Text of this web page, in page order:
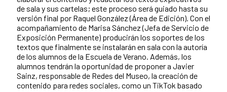
de sala y sus cartelas; este proceso será guiado hasta su
versión final por Raquel González (Área de Edición). Con el
acompañamiento de Marisa Sánchez (Jefa de Servicio de
Exposición Permanente) producirán los soportes de los
textos que finalmente se instalarán en sala con la autoría
de los alumnos de la Escuela de Verano. Además, los
alumnos tendrán la oportunidad de proponer a Javier
Sainz, responsable de Redes del Museo, la creación de
contenido para redes sociales, como un TikTok basado